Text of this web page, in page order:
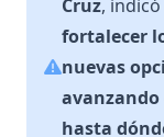
Cruz,
fortalecer
nuevas
hasta